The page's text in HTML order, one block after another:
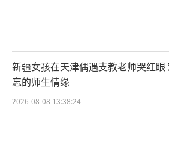
新疆女孩在天津偶遇支教老师哭红眼
忘的师生情缘
2026-08-08 13:38:24